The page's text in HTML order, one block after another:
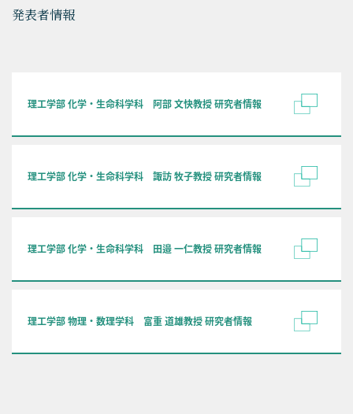
発表者情報
理工学部 化学・生命科学科 阿部 文快教授 研究者情報
理工学部 化学・生命科学科 諏訪 牧子教授 研究者情報
理工学部 化学・生命科学科 田邉 一仁教授 研究者情報
理工学部 物理・数理学科 富重 道雄教授 研究者情報